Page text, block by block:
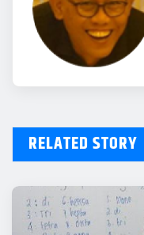
RELATED STORY